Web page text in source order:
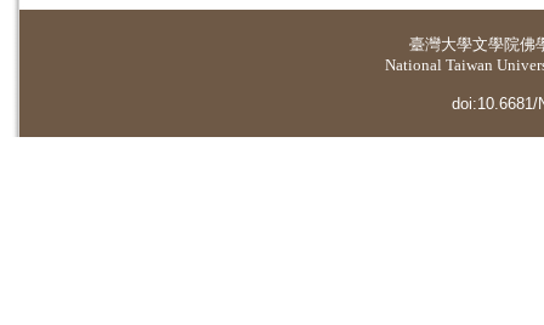
臺灣大學文學院佛
National Taiwan
doi:10.6681/